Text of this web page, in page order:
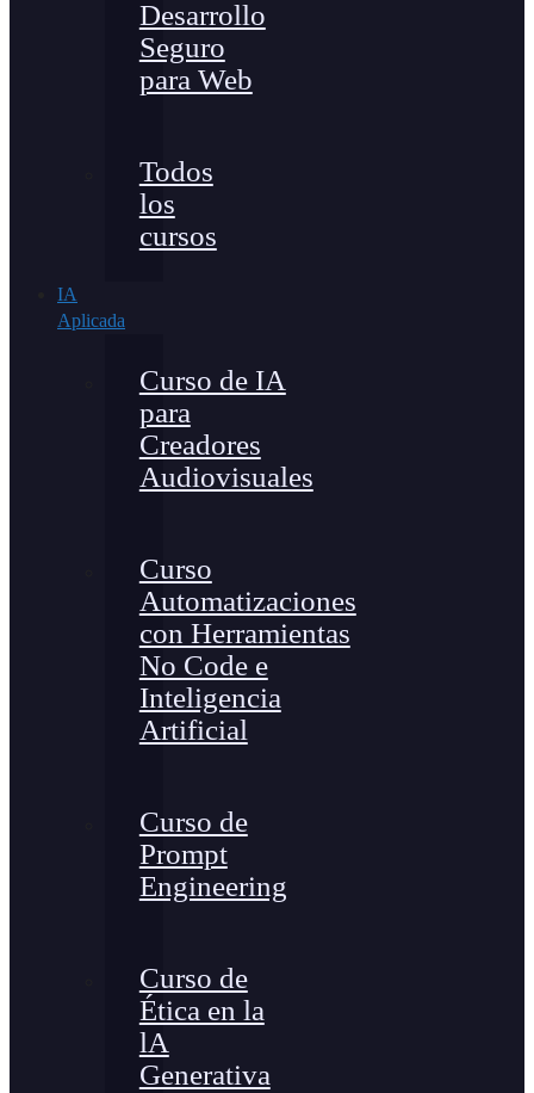
Desarrollo
Seguro
para Web
Todos
los
cursos
IA
Aplicada
Curso de IA
para
Creadores
Audiovisuales
Curso
Automatizaciones
con Herramientas
No Code e
Inteligencia
Artificial
Curso de
Prompt
Engineering
Curso de
Ética en la
lA
Generativa